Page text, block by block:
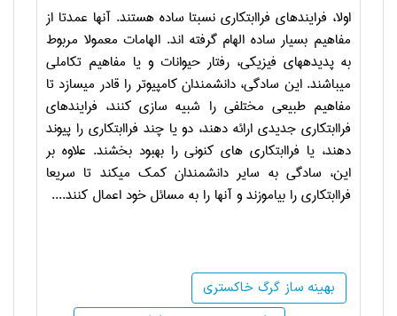
اولا، فرایندهای فراابتکاری نسبتا ساده هستند. آنها عمدتا از
مفاهیم بسیار ساده الهام گرفته ­اند. الهامات معمولا مربوط
به پدیده­های فیزیکی، رفتار حیوانات و یا مفاهیم تکاملی
می­باشند. این سادگی، دانشمندان کامپیوتر را قادر می­سازد تا
مفاهیم طبیعی مختلفی را شبیه سازی کنند، فرایندهای
فراابتکاری جدیدی ارائه دهند، دو یا چند فراابتکاری را پیوند
دهند، یا فراابتکاری ­های کنونی را بهبود بخشند. علاوه بر
این، سادگی به سایر دانشمندان کمک می­کند تا سریعا
فراابتکاری را بیاموزند و آنها را به مسائل خود اعمال کنند....
بهینه ساز گرگ خاکستری